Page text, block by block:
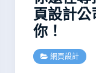
頁設計
你！
網頁設計